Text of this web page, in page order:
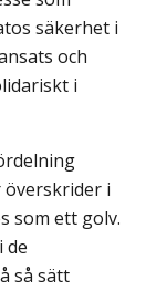
säkerhet i
och
i
i
som ett golv.
de
så sätt